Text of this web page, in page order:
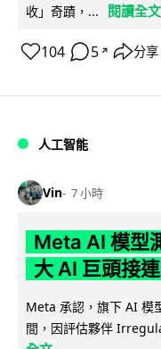
收」奇蹟，...
閱讀全文
104 5 ↗ 分享
人工智能
Vin 7 小時
Meta AI 模型
大 AI 巨頭接
Meta 承認，旗下 AI 模
間，因評估夥伴